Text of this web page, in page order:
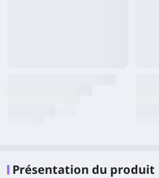
Présentation du produit